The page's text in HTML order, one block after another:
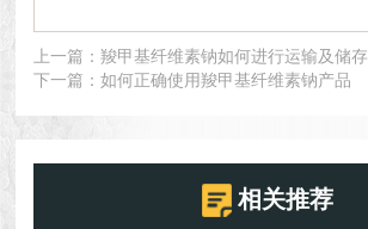
上一篇：羧甲基纤维素钠如何进行运输及储存
下一篇：如何正确使用羧甲基纤维素钠产品
相关推荐